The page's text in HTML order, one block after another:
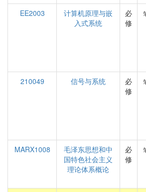
EE2003
计算机原理与嵌
入式系统
必
修
210049
信号与系统
必
修
MARX1008
毛泽东思想和中
国特色社会主义
理论体系概论
必
修